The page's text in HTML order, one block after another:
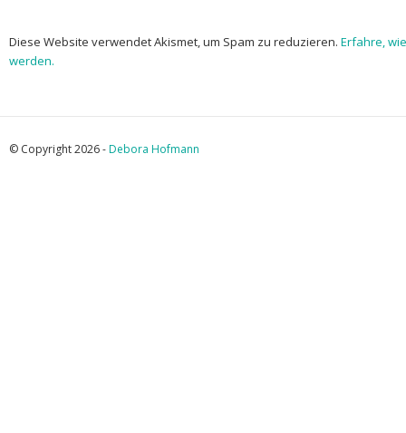
Diese Website verwendet Akismet, um Spam zu reduzieren. Erfahre,
werden.
© Copyright 2026 -Debora Hofmann